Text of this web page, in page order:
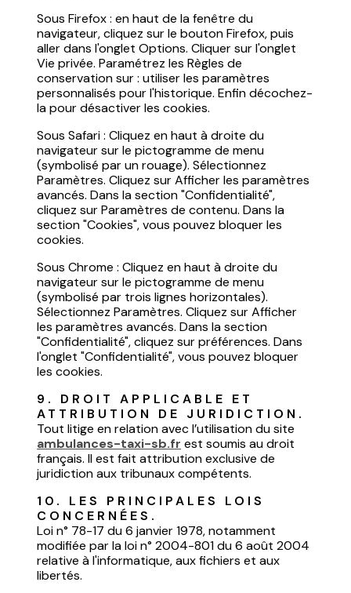
Sous Firefox : en haut de la fenêtre du
navigateur, cliquez sur le bouton Firefox, puis
aller dans l'onglet Options. Cliquer sur l'onglet
Vie privée. Paramétrez les Règles de
conservation sur : utiliser les paramètres
personnalisés pour l'historique. Enfin décochez-
la pour désactiver les cookies.
Sous Safari : Cliquez en haut à droite du
navigateur sur le pictogramme de menu
(symbolisé par un rouage). Sélectionnez
Paramètres. Cliquez sur Afficher les paramètres
avancés. Dans la section "Confidentialité",
cliquez sur Paramètres de contenu. Dans la
section "Cookies", vous pouvez bloquer les
cookies.
Sous Chrome : Cliquez en haut à droite du
navigateur sur le pictogramme de menu
(symbolisé par trois lignes horizontales).
Sélectionnez Paramètres. Cliquez sur Afficher
les paramètres avancés. Dans la section
"Confidentialité", cliquez sur préférences. Dans
l'onglet "Confidentialité", vous pouvez bloquer
les cookies.
9. DROIT APPLICABLE ET
ATTRIBUTION DE JURIDICTION.
Tout litige en relation avec l’utilisation du site
ambulances-taxi-sb.fr est soumis au droit
français. Il est fait attribution exclusive de
juridiction aux tribunaux compétents.
10. LES PRINCIPALES LOIS
CONCERNÉES.
Loi n° 78-17 du 6 janvier 1978, notamment
modifiée par la loi n° 2004-801 du 6 août 2004
relative à l'informatique, aux fichiers et aux
libertés.